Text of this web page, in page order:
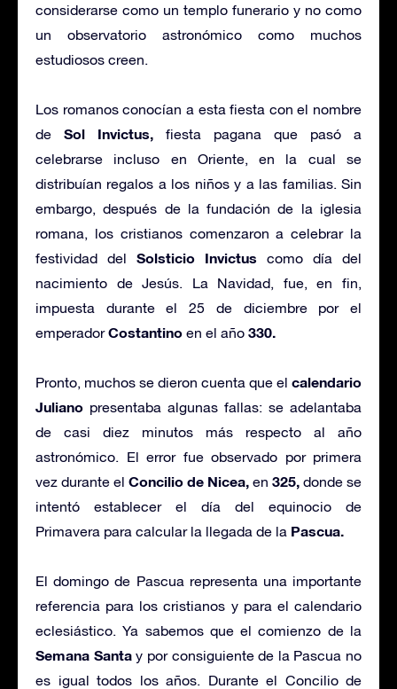
considerarse como un templo funerario y no como
un observatorio astronómico como muchos
estudiosos creen.
Los romanos conocían a esta fiesta con el nombre
de Sol Invictus, fiesta pagana que pasó a
celebrarse incluso en Oriente, en la cual se
distribuían regalos a los niños y a las familias. Sin
embargo, después de la fundación de la iglesia
romana, los cristianos comenzaron a celebrar la
festividad del Solsticio Invictus como día del
nacimiento de Jesús. La Navidad, fue, en fin,
impuesta durante el 25 de diciembre por el
emperadorCostantino en el año 330.
Pronto, muchos se dieron cuenta que el calendario
Juliano presentaba algunas fallas: se adelantaba
de casi diez minutos más respecto al año
astronómico. El error fue observado por primera
vez durante el Concilio de Nicea, en 325, donde se
intentó establecer el día del equinocio de
Primavera para calcular la llegada de la Pascua.
El domingo de Pascua representa una importante
referencia para los cristianos y para el calendario
eclesiástico. Ya sabemos que el comienzo de la
Semana Santay por consiguiente de la Pascua no
es igual todos los años. Durante el Concilio de